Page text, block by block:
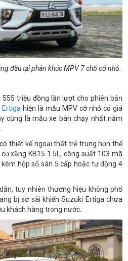
đầu tại phân khúc MPV 7 chỗ cỡ nhỏ.
triệu đồng lần lượt cho phiên bản
Ertiga hiện là mẫu MPV cỡ nhỏ có giá
cũng là mẫu xe bán chạy nhất năm
thiết kế ngoại thất trẻ trung hơn thế
xăng KB15 1.5L, công suất 103 mã
hộp số sàn 5 cấp hoặc tự động 4
tuy nhiên thương hiệu không phổ
bị sơ sài khiến Suzuki Ertiga chưa
khách hàng trong nước.